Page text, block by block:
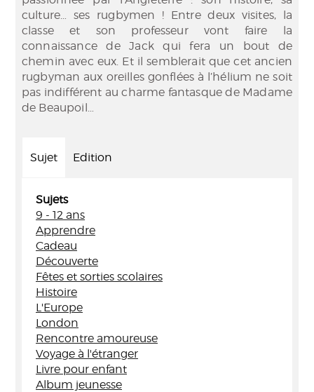
culture… ses rugbymen ! Entre deux visites, la
classe et son professeur vont faire la
connaissance de Jack qui fera un bout de
chemin avec eux. Et il semblerait que cet ancien
rugbyman aux oreilles gonflées à l’hélium ne soit
pas indifférent au charme fantasque de Madame
de Beaupoil…
Sujet Edition
Sujets
9 - 12 ans
Apprendre
Cadeau
Découverte
Fêtes et sorties scolaires
Histoire
L'Europe
London
Rencontre amoureuse
Voyage à l'étranger
Livre pour enfant
Album jeunesse